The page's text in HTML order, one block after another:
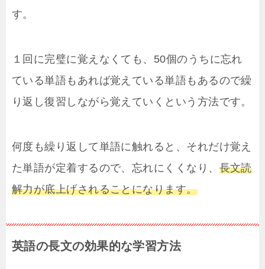
す。
１回に完璧に覚えなくても、50個のうちに忘れ
ている単語もあれば覚えている単語もあるので繰
り返し復習しながら覚えていくという方法です。
何度も繰り返して単語に触れると、それだけ覚え
た単語が定着するので、忘れにくくなり、 長文読
解力が底上げされることになります。
英語の長文の効果的な学習方法